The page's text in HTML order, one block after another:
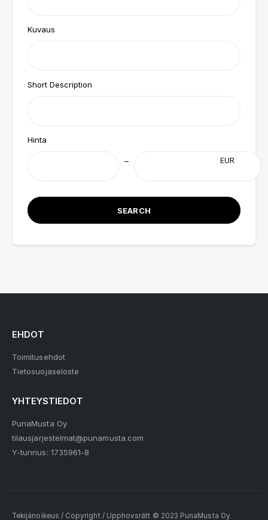
Kuvaus
Short Description
Hinta
EUR
SEARCH
EHDOT
Toimitusehdot
Tietosuojaseloste
YHTEYSTIEDOT
PunaMusta Oy
tilausjarjestelmat@punamusta.com
Y-tunnus: 1735961-8
Tekijänoikeus / Copyright / Upphovsrätt © 2023 PunaMusta Oy.